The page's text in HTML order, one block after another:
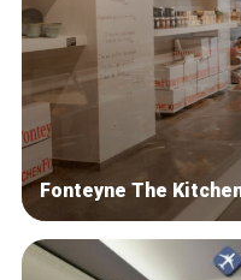
Fonteyne The